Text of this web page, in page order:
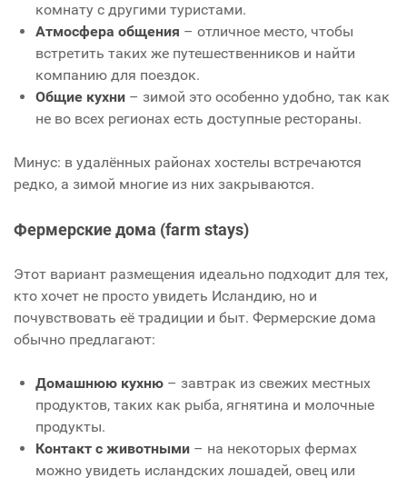
комнату с другими туристами.
Атмосфера общения – отличное место, чтобы
встретить таких же путешественников и найти
компанию для поездок.
Общие кухни – зимой это особенно удобно, так как
не во всех регионах есть доступные рестораны.
Минус: в удалённых районах хостелы встречаются
редко, а зимой многие из них закрываются.
Фермерские дома (farm stays)
Этот вариант размещения идеально подходит для тех,
кто хочет не просто увидеть Исландию, но и
почувствовать её традиции и быт. Фермерские дома
обычно предлагают:
Домашнюю кухню – завтрак из свежих местных
продуктов, таких как рыба, ягнятина и молочные
продукты.
Контакт с животными – на некоторых фермах
можно увидеть исландских лошадей, овец или